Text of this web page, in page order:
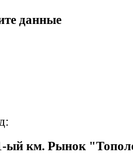
данные
ый км. Рынок